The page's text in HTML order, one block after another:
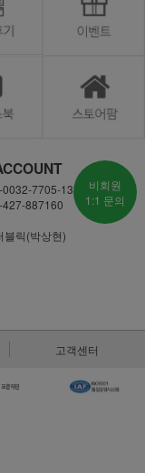
0032-7705-13
427-887160
블릭(박상현)
비회원
1:1 문의
고객센터